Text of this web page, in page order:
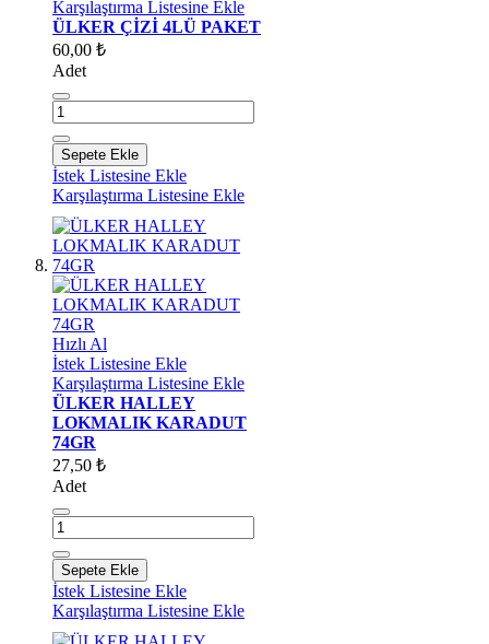
Karşılaştırma Listesine Ekle
ÜLKER ÇİZİ 4LÜ PAKET
60,00 ₺
Adet
Sepete Ekle
İstek Listesine Ekle
Karşılaştırma Listesine Ekle
Hızlı Al
İstek Listesine Ekle
Karşılaştırma Listesine Ekle
ÜLKER HALLEY
LOKMALIK KARADUT
74GR
27,50 ₺
Adet
Sepete Ekle
İstek Listesine Ekle
Karşılaştırma Listesine Ekle